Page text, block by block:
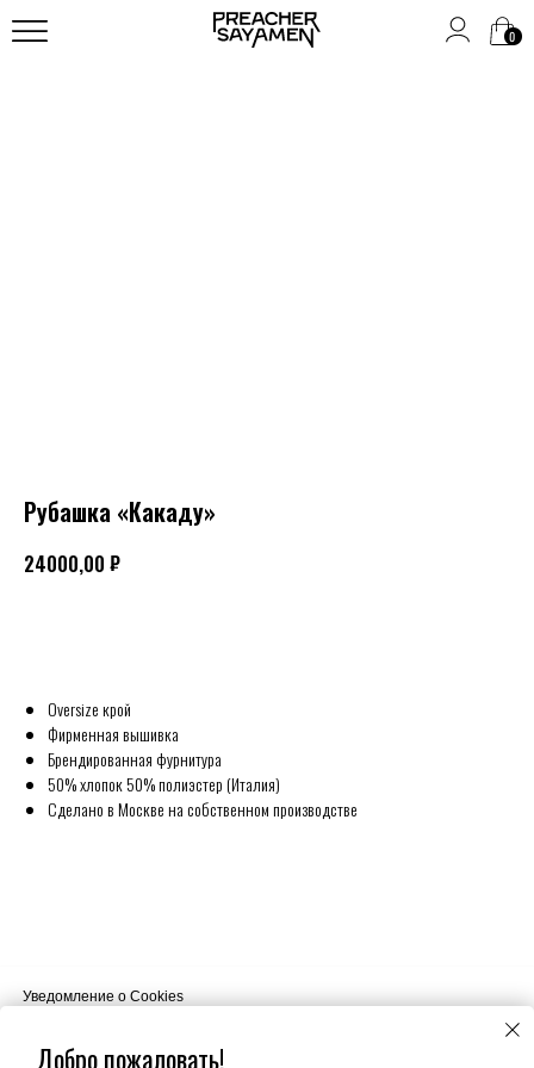
0
Добро пожаловать!
Уведомление о Cookies
вы соглашаетесь на использование нами ваших файлов cookie.
Рубашка «Какаду»
24000,00 ₽
Oversize крой
Фирменная вышивка
Брендированная фурнитура
50% хлопок 50% полиэстер (Италия)
Сделано в Москве на собственном производстве